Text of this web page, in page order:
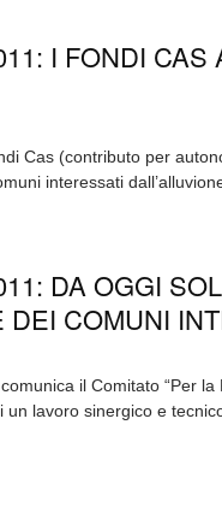
I FONDI CAS
Cas (contributo per
interessati
DA OGGI
DEI COMUNI
il Comitato “Per la
lavoro sinergico e